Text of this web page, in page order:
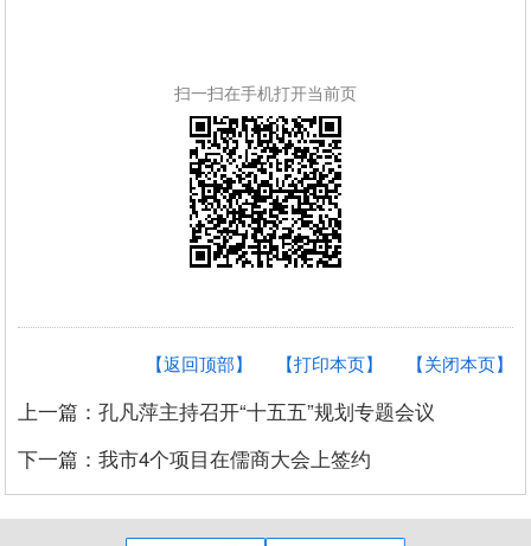
扫一扫在手机打开当前页
【关闭本页】
【打印本页】
【返回顶部】
上一篇：孔凡萍主持召开“十五五”规划专题会议
下一篇：我市4个项目在儒商大会上签约